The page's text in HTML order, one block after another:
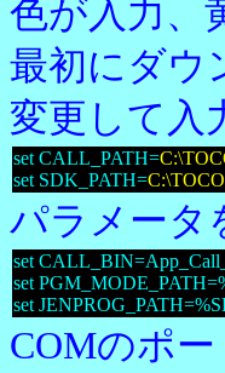
色が入力、
最初にダウ
変更して入
set CALL_PATH=
set SDK_PATH=
パラメータ
set
set
set
COMのポ